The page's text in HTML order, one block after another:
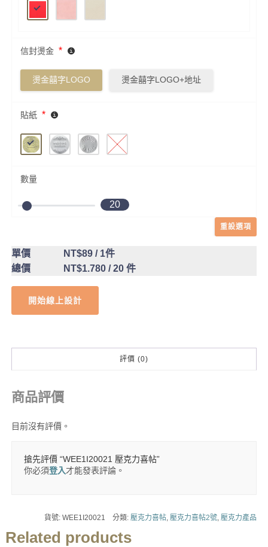
信封燙金 *
燙金囍字LOGO 燙金囍字LOGO+地址
貼紙 *
數量
20
重設選項
單價 NT$89/ 1件
總價
NT$1.780/ 20 件
開始線上設計
評價 (0)
商品評價
目前沒有評價。
搶先評價 “WEE1I20021 壓克力喜帖”
你必須登入才能發表評論。
貨號:WEE1I20021 分類:壓克力喜帖 ,壓克力喜帖2號 ,壓克力產品
Related products